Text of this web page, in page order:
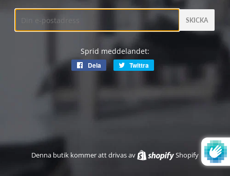
Sprid meddelandet:
Dela
Dela
Facebook
Twittra
Twitter
Denna butik kommer att drivas av Shopify